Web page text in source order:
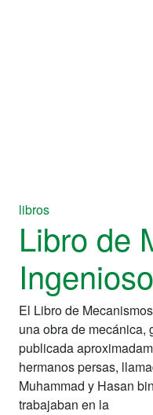
libros
Libro de
El Libro de
una obra de mecánica,
publicada
hermanos persas,
Muhammad y Hasan
trabajaban en la